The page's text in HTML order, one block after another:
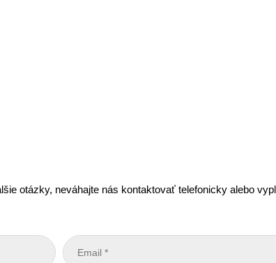
otázky, neváhajte nás kontaktovať telefonicky alebo